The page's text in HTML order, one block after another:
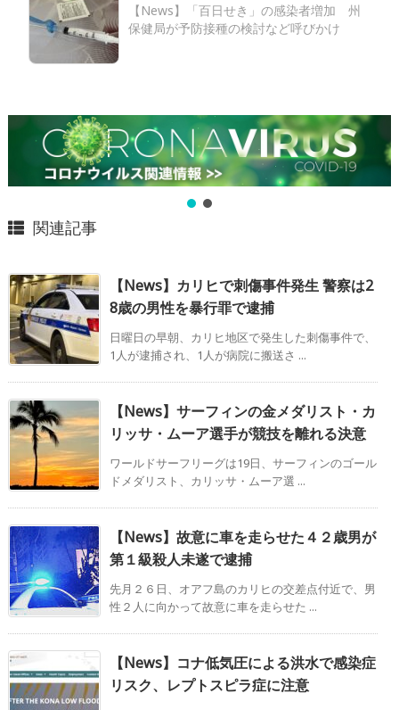
【News】「百日せき」の感染者増加 州
保健局が予防接種の検討など呼びかけ
関連記事
【News】カリヒで刺傷事件発生 警察は2
8歳の男性を暴行罪で逮捕
日曜日の早朝、カリヒ地区で発生した刺傷事件で、
1人が逮捕され、1人が病院に搬送さ ...
【News】サーフィンの金メダリスト・カ
リッサ・ムーア選手が競技を離れる決意
ワールドサーフリーグは19日、サーフィンのゴール
ドメダリスト、カリッサ・ムーア選 ...
【News】故意に車を走らせた４２歳男が
第１級殺人未遂で逮捕
先月２６日、オアフ島のカリヒの交差点付近で、男
性２人に向かって故意に車を走らせた ...
【News】コナ低気圧による洪水で感染症
リスク、レプトスピラ症に注意